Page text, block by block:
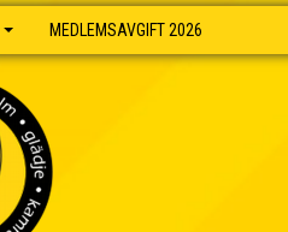
MEDLEMSAVGIFT 2026